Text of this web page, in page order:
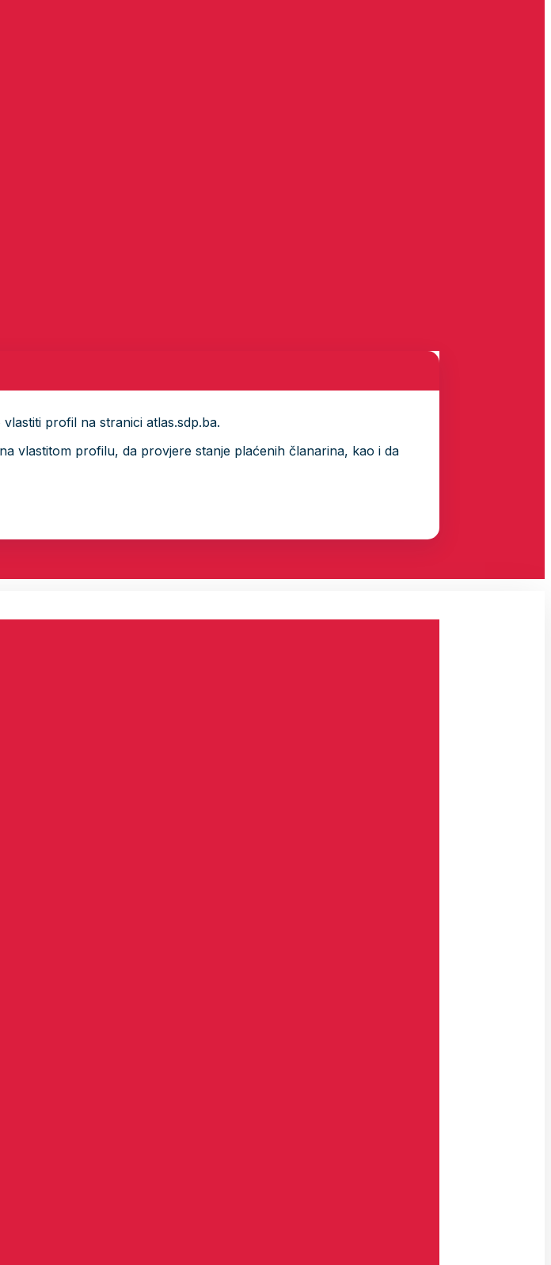
profil na stranici atlas.sdp.ba.
vlastitom profilu, da provjere stanje plaćenih članarina, kao i da